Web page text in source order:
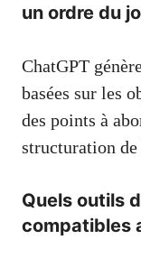
un ordre du
ChatGPT
basées sur les
des points à
structuration
Quels outils
compatibles